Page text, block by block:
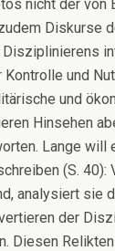
nicht der von
Diskurse
und
und
Hinsehen
Lange will
(S. 40):
analysiert sie
der
Diesen